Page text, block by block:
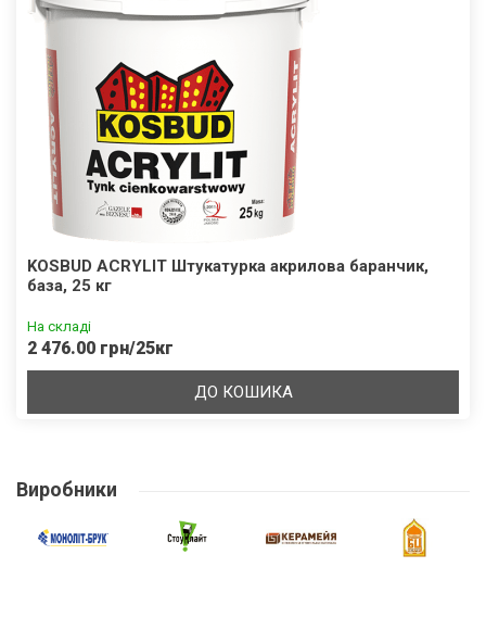
KOSBUD ACRYLIT Штукатурка акрилова баранчик,
база, 25 кг
На складі
2 476.00 грн/25кг
ДО КОШИКА
Виробники